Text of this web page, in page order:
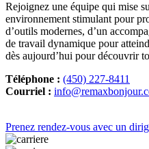
Rejoignez une équipe qui mise
environnement stimulant pour
d’outils modernes, d’un
de travail dynamique pour
dès aujourd’hui pour découvrir
Téléphone : (450) 227-8411
Courriel :
Prenez rendez-vous avec un